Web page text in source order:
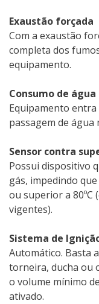
Exaustão forçada
Com a exaustão
completa dos
equipamento.
Consumo de
Equipamento
passagem de água
Sensor contra
Possui dispositivo
gás, impedindo
ou superior a 80ºC
vigentes).
Sistema de
Automático. Basta
torneira, ducha ou
o volume mínimo
ativado.